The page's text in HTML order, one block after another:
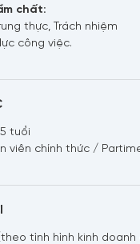
chất:
thực, Trách nhiệm
công việc.
tuổi
viên chính thức /
tình hình kinh doanh